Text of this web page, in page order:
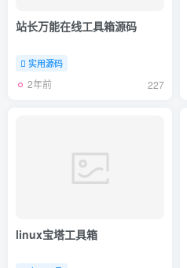
站长万能在线工具箱源码
实用源码
2年前 227
linux宝塔工具箱